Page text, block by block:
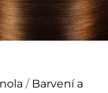
/ Barvení a